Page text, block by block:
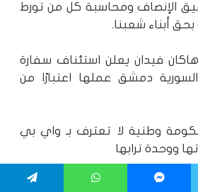
الإنصاف ومحاسبة كل من تورط
أبناء شعبنا.
هاكان فيدان يعلن استئناف سفارة
دمشق عملها اعتبارًا من
وطنية لا تعترف بـ واي بي
ووحدة ترابها
بضرورة الابتعاد عن استفزازاتها